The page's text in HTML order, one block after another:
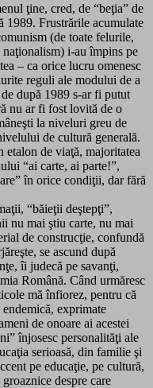
ţine, cred, de “beţia” de
1989. Frustrările acumulate
(de toate felurile,
i-au împins pe
– ca orice lucru omenesc
reguli ale modului de a
după 1989 s-ar fi putut
nu ar fi fost lovită de o
la niveluri greu de
de cultură generală.
etalon de viaţă, majoritatea
“ai carte, ai parte!”,
în orice condiţii, dar fără
“băieţii deştepţi”,
nu mai ştiu carte, nu mai
de construcţie, confundă
se ascund după
îi judecă pe savanţi,
Română. Când urmăresc
mă înfiorez, pentru că
exprimate
de onoare ai acestei
înjosesc personalităţi ale
serioasă, din familie şi
pe educaţie, pe cultură,
despre care